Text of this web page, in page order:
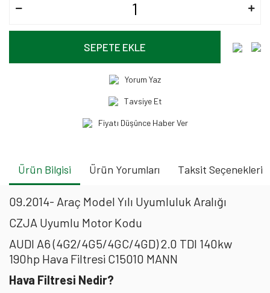
SEPETE EKLE
Yorum Yaz
Tavsiye Et
Fiyatı Düşünce Haber Ver
Ürün Bilgisi Ürün Yorumları Taksit Seçenekleri
09.2014- Araç Model Yılı Uyumluluk Aralığı
CZJA Uyumlu Motor Kodu
AUDI A6 (4G2/4G5/4GC/4GD) 2.0 TDI 140kw
190hp Hava Filtresi C15010 MANN
Hava Filtresi Nedir?